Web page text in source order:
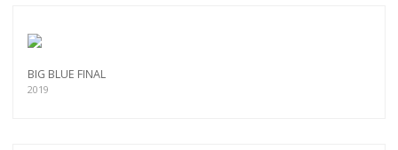
BIG BLUE FINAL
2019